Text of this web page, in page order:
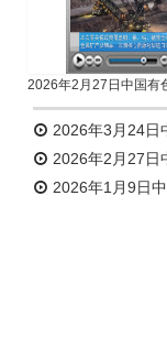
2026年3月24日
2026年2月27日
2026年1月9日